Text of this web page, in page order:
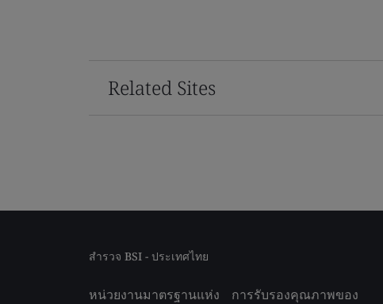
Related Sites
สำรวจ BSI - ประเทศไทย
หน่วยงานมาตรฐานแห่ง
การรับรองคุณภาพของ